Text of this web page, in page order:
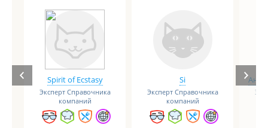
Spirit of Ecstasy
Эксперт Справочника
компаний
Si
Эксперт Справочника
компаний